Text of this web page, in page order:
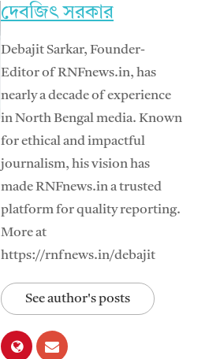
দেবজিৎ সরকার
Debajit Sarkar, Founder-
Editor of RNFnews.in, has
nearly a decade of experience
in North Bengal media. Known
for ethical and impactful
journalism, his vision has
made RNFnews.in a trusted
platform for quality reporting.
More at
https://rnfnews.in/debajit
See author's posts